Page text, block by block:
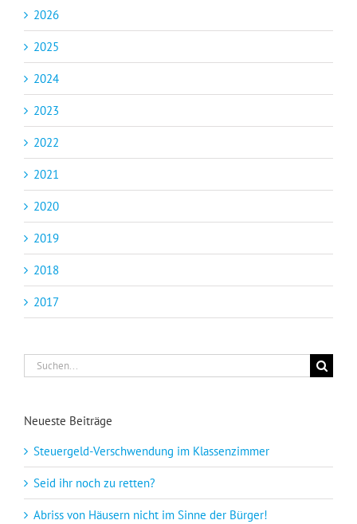
2026
2025
2024
2023
2022
2021
2020
2019
2018
2017
Suche
nach:
Neueste Beiträge
Steuergeld-Verschwendung im Klassenzimmer
Seid ihr noch zu retten?
Abriss von Häusern nicht im Sinne der Bürger!